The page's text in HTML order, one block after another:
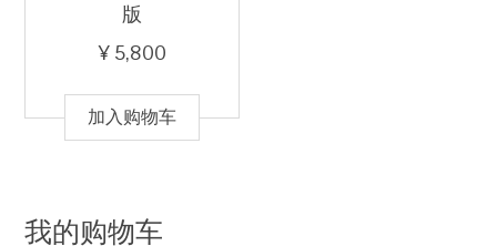
版
¥5,800
加入购物车
我的购物车